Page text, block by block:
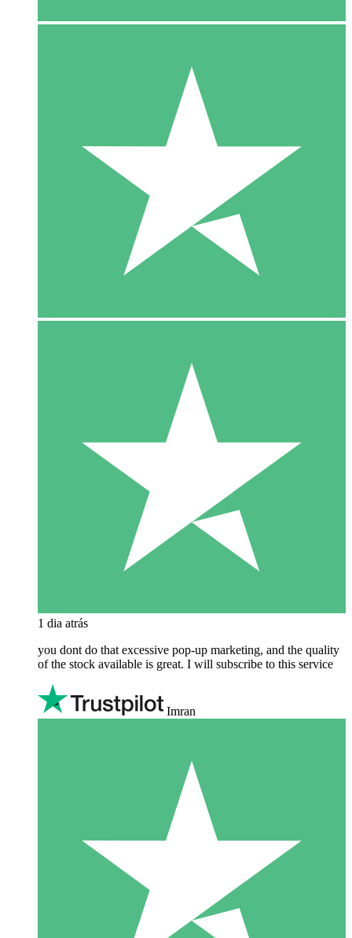
1 dia atrás
you dont do that excessive pop-up marketing, and the quality
of the stock available is great. I will subscribe to this service
Imran